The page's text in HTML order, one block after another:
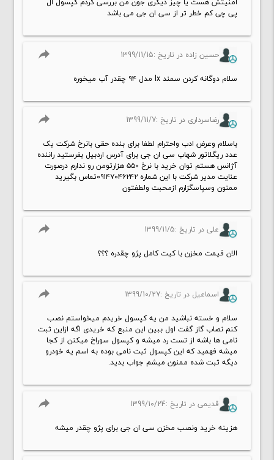
پی چی کم خطر تر از سی ان جی می باشد
حسین زاده در تاریخ :1399/11/15 reply
سلام دوگانه کردن سمند lx مدل ۹۴ چقدر آب میخوره
رضاسرداری در تاریخ :1399/11/7 reply
باسلام وعرض ادب واحترام لطفا برای بنده حقی بانرخ شرکت یک
عدد ریگلاتور شهاب سی ان جی برای آدرس اردبیل بفرستید راننده
آژانس هستم توان خرید با نرخ ۵۵۰ هزارتومن رو ندارم درصورت
عنایت مدیر شرکت با این شماره ۰۹۱۴۷۰۴۶۲۴۲تماس بگیرید
ممنون وسپاسگزارم ازمحبت ولطفتون
علی در تاریخ :1399/11/5 reply
الان قیمت مخزن با کیت کامل پژو چقدره ؟؟؟
اسماعیل در تاریخ :1399/10/27 reply
سلام و خسته نباشید من یه کپسول خریدم میخواستم نصب
کنم نصاب گاز گفت اول ببین این منبع که خریدی اگه ازاین ثبت
نامی ها باشه از تست رد میشه و کپسول سوراخ میکنن از کجا
میشه فهمید که این کپسول ثبت نامی بوده به اسم یه خودرو
دیگه ثبت شده ممنون میشم جواب بدید.
قدیمی در تاریخ :1399/10/24 reply
هزینه خرید ونصب مخزن سی ان جی برای پژو چقدر میشه